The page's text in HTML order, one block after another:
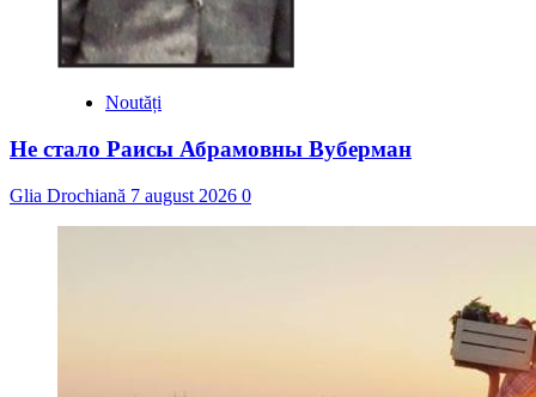
Noutăți
Не стало Раисы Абрамовны Вуберман
Glia Drochiană 7 august 2026 0